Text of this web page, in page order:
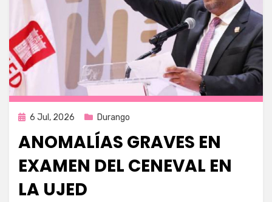
Publicada
6 Jul, 2026 Durango
ANOMALÍAS GRAVES EN
EXAMEN DEL CENEVAL EN
LA UJED